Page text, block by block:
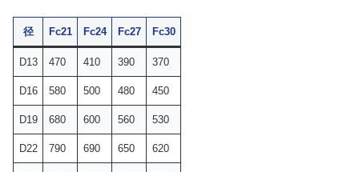
径 Fc21 Fc24 Fc27 Fc30
D13 470 410 390 370
D16 580 500 480 450
D19 680 600 560 530
D22 790 690 650 620